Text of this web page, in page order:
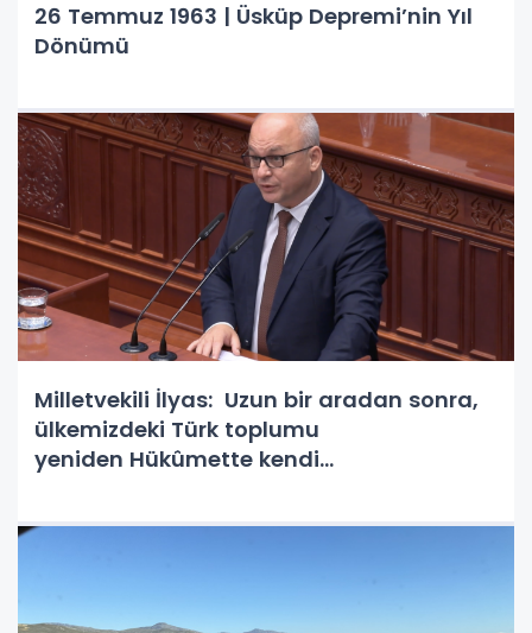
26 Temmuz 1963 | Üsküp Depremi’nin Yıl
Dönümü
Milletvekili İlyas: Uzun bir aradan sonra,
ülkemizdeki Türk toplumu
yeniden Hükûmette kendi